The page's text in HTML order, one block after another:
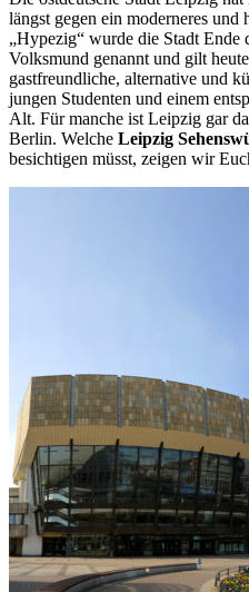
längst gegen ein moderneres und
„Hypezig“ wurde die Stadt Ende
Volksmund genannt und gilt
gastfreundliche, alternative und
jungen Studenten und einem
Alt. Für manche ist Leipzig gar
Berlin. Welche Leipzig
besichtigen müsst, zeigen wir